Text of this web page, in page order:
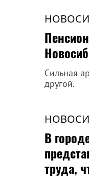
Сильная
другой.
В
труда,